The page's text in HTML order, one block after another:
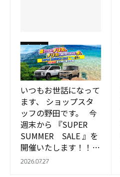
SUPER SUMMER
SALE 開催！
守口店
いつもお世話になって
ます、 ショップスタ
ッフの野田です。 今
週末から 『SUPER
SUMMER SALE 』を
開催いたします！！
※アンケートは、メー
2026.07.27